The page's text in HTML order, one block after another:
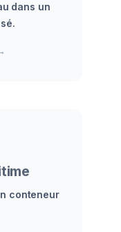
dans un
conteneur